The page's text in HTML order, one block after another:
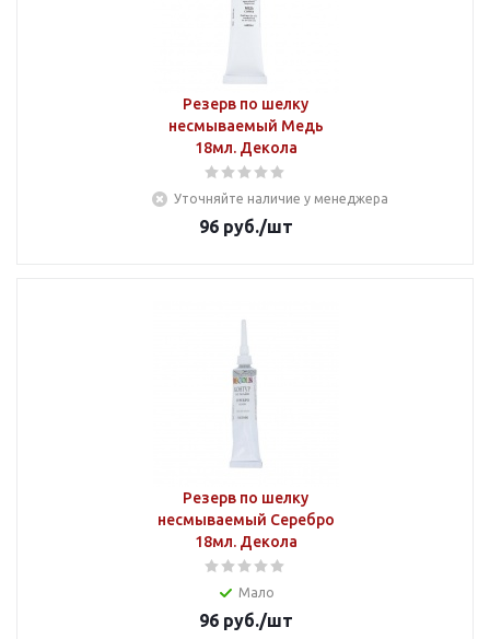
Резерв по шелку
несмываемый Медь
18мл. Декола
Уточняйте наличие у менеджера
96руб./шт
Резерв по шелку
несмываемый Серебро
18мл. Декола
Мало
96руб./шт